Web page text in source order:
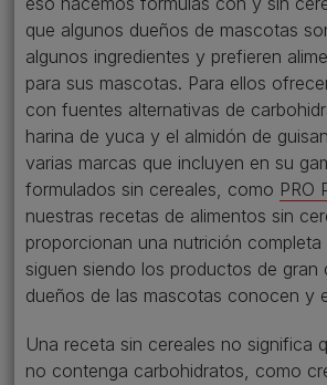
que algunos dueños de mascotas
algunos ingredientes y prefieren
para sus mascotas. Para ellos
con fuentes alternativas de
harina de yuca y el almidón de
varias marcas que incluyen en su
formulados sin cereales, como PRO
nuestras recetas de alimentos sin
proporcionan una nutrición completa
siguen siendo los productos de gran
dueños de las mascotas conocen y
Una receta sin cereales no significa
no contenga carbohidratos, como